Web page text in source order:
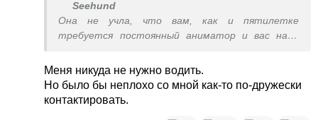
Seehund
Она не учла, что вам, как и пятилетке
требуется постоянный аниматор и вас надо
Меня никуда не нужно водить.
Но было бы неплохо со мной как-то по-дружески
контактировать.